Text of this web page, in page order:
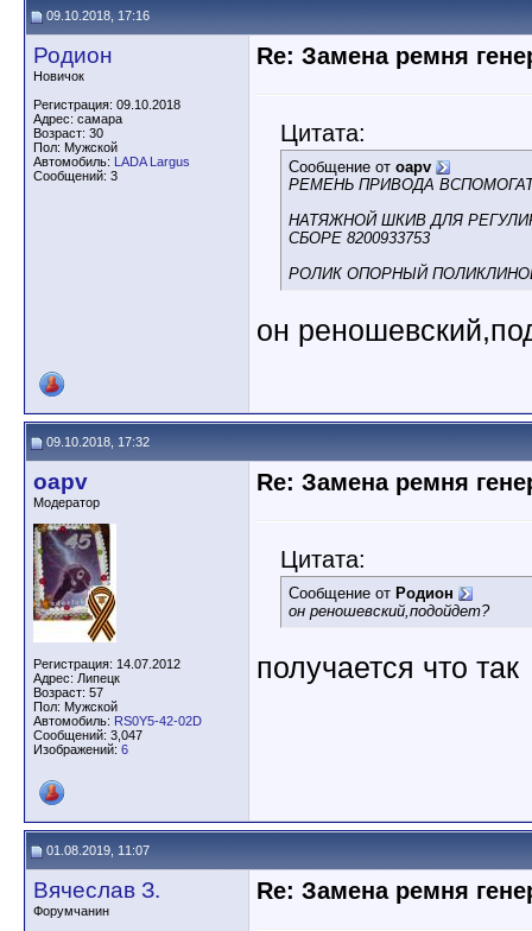
09.10.2018, 17:16
Родион
Новичок
Регистрация: 09.10.2018
Адрес: самара
Возраст: 30
Пол: Мужской
Автомобиль: LADA Largus
Сообщений: 3
Re: Замена ремня
Цитата:
Сообщение от oapv
РЕМЕНЬ ПРИВОДА
НАТЯЖНОЙ ШКИВ ДЛЯ
СБОРЕ 8200933753
РОЛИК ОПОРНЫЙ
он
09.10.2018, 17:32
oapv
Модератор
Регистрация: 14.07.2012
Адрес: Липецк
Возраст: 57
Пол: Мужской
Автомобиль: RS0Y5-42-02D
Сообщений: 3,047
Изображений: 6
Re: Замена ремня
Цитата:
Сообщение от Родион
он реношевский,подойдет?
получается что так
01.08.2019, 11:07
Вячеслав З.
Форумчанин
Re: Замена ремня